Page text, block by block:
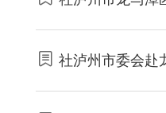
社泸州市委会赴